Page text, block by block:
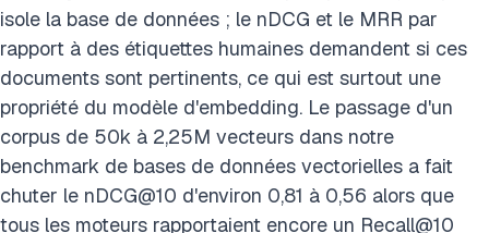
isole la base de données ; le nDCG et le MRR par
rapport à des étiquettes humaines demandent si ces
documents sont pertinents, ce qui est surtout une
propriété du modèle d'embedding. Le passage d'un
corpus de 50k à 2,25M vecteurs dans notre
benchmark de bases de données vectorielles a fait
chuter le nDCG@10 d'environ 0,81 à 0,56 alors que
tous les moteurs rapportaient encore un Recall@10